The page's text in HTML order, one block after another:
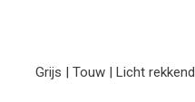
Grijs | Touw | Licht rekkend